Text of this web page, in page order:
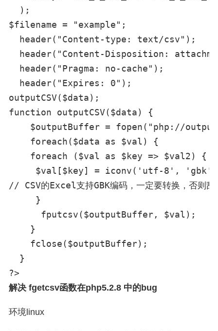
  );
$filename = "example";
  header("Content-type: text/csv");
header("Content-Disposition:
  header("Pragma: no-cache");
  header("Expires: 0");
outputCSV($data);
function outputCSV($data) {
$outputBuffer = fopen("php://
    foreach($data as $val) {
    foreach ($val as $key => $val2) {
$val[$key] = iconv('utf-8',
// CSV的Excel支持GBK编码，一定要转换，否则乱
     }
      fputcsv($outputBuffer, $val);
    }
    fclose($outputBuffer);
  }
解决 fgetcsv函数在php5.2.8 中的bug
环境linux